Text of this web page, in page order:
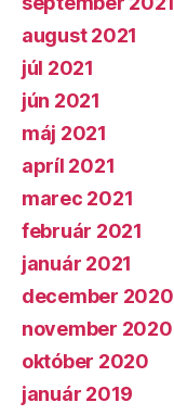
august 2021
júl 2021
jún 2021
máj 2021
apríl 2021
marec 2021
február 2021
január 2021
december 2020
november 2020
október 2020
január 2019